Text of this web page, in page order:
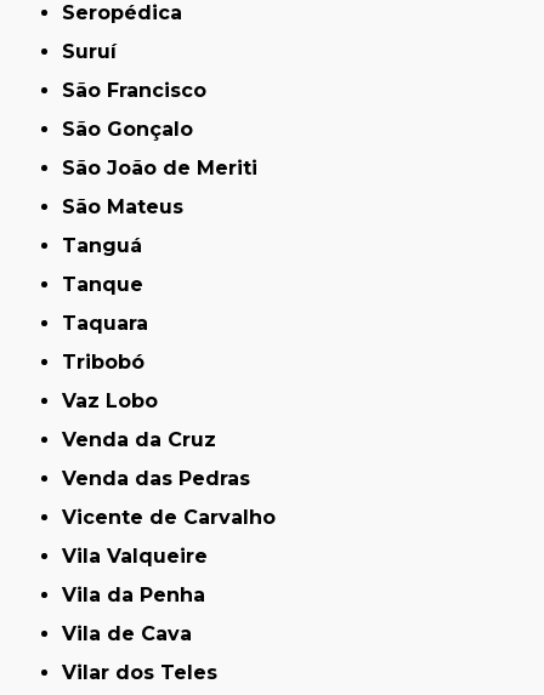
Seropédica
Suruí
São Francisco
São Gonçalo
São João de Meriti
São Mateus
Tanguá
Tanque
Taquara
Tribobó
Vaz Lobo
Venda da Cruz
Venda das Pedras
Vicente de Carvalho
Vila Valqueire
Vila da Penha
Vila de Cava
Vilar dos Teles